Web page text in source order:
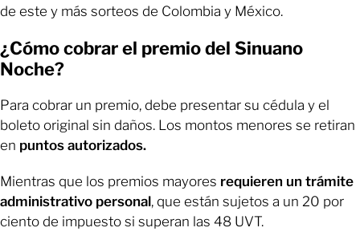
de este y más sorteos de Colombia y México.
¿Cómo cobrar el premio del Sinuano
Noche?
Para cobrar un premio, debe presentar su cédula y el
boleto original sin daños. Los montos menores se retiran
en puntos autorizados.
Mientras que los premios mayores requieren un trámite
administrativo personal, que están sujetos a un 20 por
ciento de impuesto si superan las 48 UVT.